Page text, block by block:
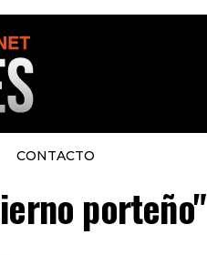
CONTACTO
porteño"